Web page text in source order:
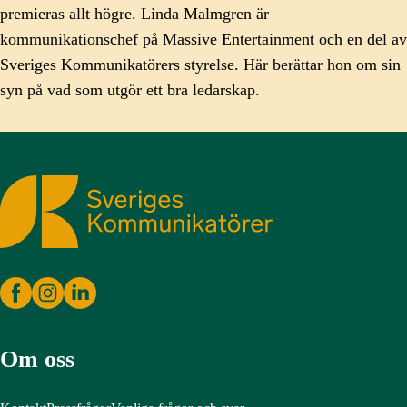
premieras allt högre. Linda Malmgren är
kommunikationschef på Massive Entertainment och en del av
Sveriges Kommunikatörers styrelse. Här berättar hon om sin
syn på vad som utgör ett bra ledarskap.
Sveriges Kommunikatörer
Om oss